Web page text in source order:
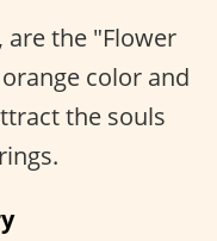
are the "Flower
color and
the souls